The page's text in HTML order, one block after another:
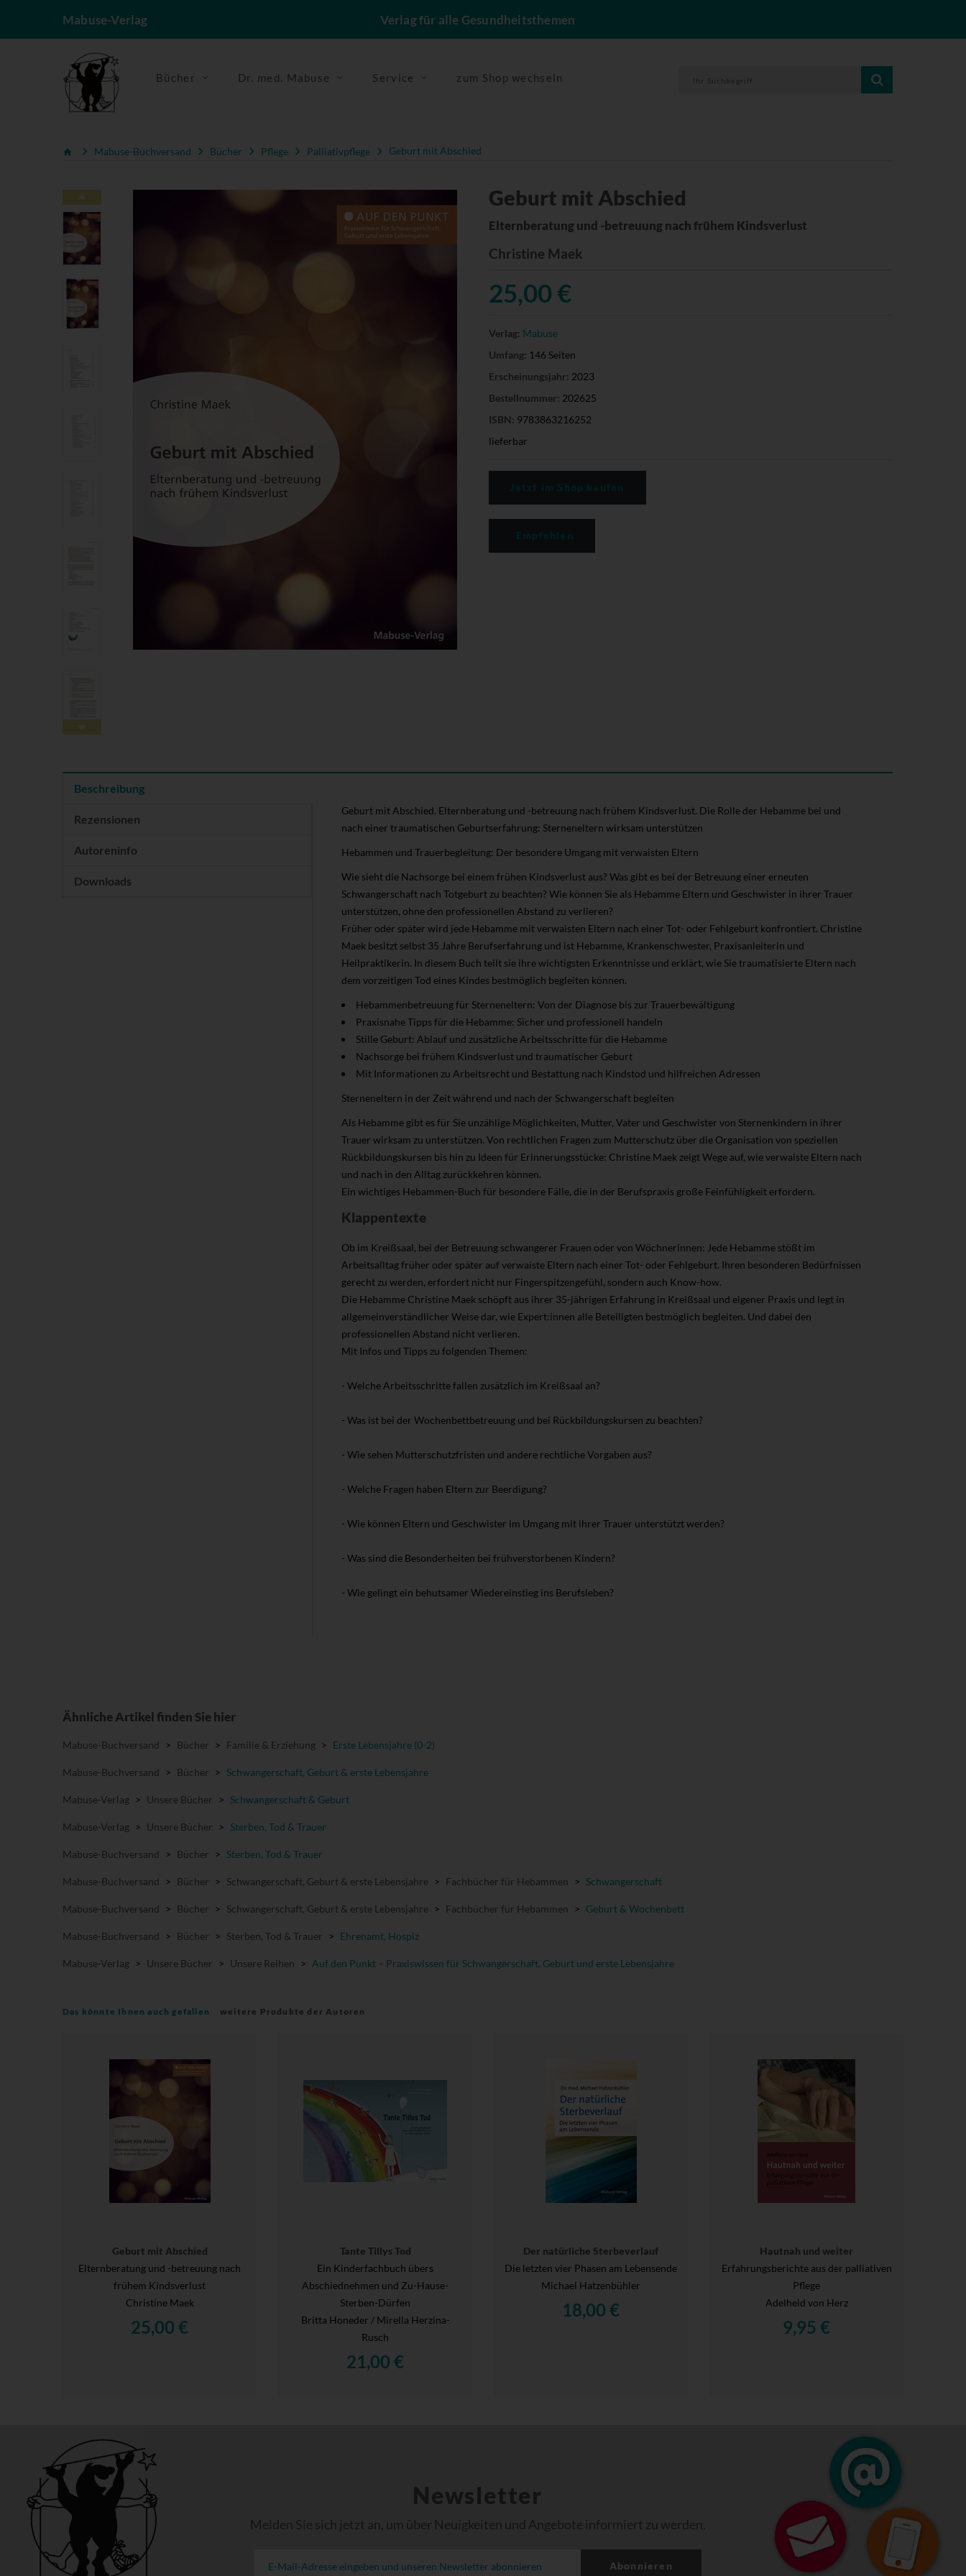
Mabuse-Verlag Verlag für alle Gesundheitsthemen
Bücher Dr. med. Mabuse Service zum Shop wechseln
Mabuse-Buchversand Bücher Pflege Palliativpflege Geburt mit Abschied
Geburt mit Abschied
Elternberatung und -betreuung nach frühem Kindsverlust
Christine Maek
25,00 €
Verlag: Mabuse
Umfang: 146 Seiten
Erscheinungsjahr: 2023
Bestellnummer: 202625
ISBN: 9783863216252
lieferbar
Beschreibung
Rezensionen
Autoreninfo
Downloads
Geburt mit Abschied. Elternberatung und -betreuung nach frühem Kindsverlust. Die Rolle der Hebamme bei und
nach einer traumatischen Geburtserfahrung: Sterneneltern wirksam unterstützen
Hebammen und Trauerbegleitung: Der besondere Umgang mit verwaisten Eltern
Wie sieht die Nachsorge bei einem frühen Kindsverlust aus? Was gibt es bei der Betreuung einer erneuten
Schwangerschaft nach Totgeburt zu beachten? Wie können Sie als Hebamme Eltern und Geschwister in ihrer Trauer
unterstützen, ohne den professionellen Abstand zu verlieren?
Früher oder später wird jede Hebamme mit verwaisten Eltern nach einer Tot- oder Fehlgeburt konfrontiert. Christine
Maek besitzt selbst 35 Jahre Berufserfahrung und ist Hebamme, Krankenschwester, Praxisanleiterin und
Heilpraktikerin. In diesem Buch teilt sie ihre wichtigsten Erkenntnisse und erklärt, wie Sie traumatisierte Eltern nach
dem vorzeitigen Tod eines Kindes bestmöglich begleiten können.
Hebammenbetreuung für Sterneneltern: Von der Diagnose bis zur Trauerbewältigung
Praxisnahe Tipps für die Hebamme: Sicher und professionell handeln
Stille Geburt: Ablauf und zusätzliche Arbeitsschritte für die Hebamme
Nachsorge bei frühem Kindsverlust und traumatischer Geburt
Mit Informationen zu Arbeitsrecht und Bestattung nach Kindstod und hilfreichen Adressen
Sterneneltern in der Zeit während und nach der Schwangerschaft begleiten
Als Hebamme gibt es für Sie unzählige Möglichkeiten, Mutter, Vater und Geschwister von Sternenkindern in ihrer
Trauer wirksam zu unterstützen. Von rechtlichen Fragen zum Mutterschutz über die Organisation von speziellen
Rückbildungskursen bis hin zu Ideen für Erinnerungsstücke: Christine Maek zeigt Wege auf, wie verwaiste Eltern nach
und nach in den Alltag zurückkehren können.
Ein wichtiges Hebammen-Buch für besondere Fälle, die in der Berufspraxis große Feinfühligkeit erfordern.
Klappentexte
Ob im Kreißsaal, bei der Betreuung schwangerer Frauen oder von Wöchnerinnen: Jede Hebamme stößt im
Arbeitsalltag früher oder später auf verwaiste Eltern nach einer Tot- oder Fehlgeburt. Ihren besonderen Bedürfnissen
gerecht zu werden, erfordert nicht nur Fingerspitzengefühl, sondern auch Know-how.
Die Hebamme Christine Maek schöpft aus ihrer 35-jährigen Erfahrung in Kreißsaal und eigener Praxis und legt in
allgemeinverständlicher Weise dar, wie Expert:innen alle Beteiligten bestmöglich begleiten. Und dabei den
professionellen Abstand nicht verlieren.
Mit Infos und Tipps zu folgenden Themen:
- Welche Arbeitsschritte fallen zusätzlich im Kreißsaal an?
- Was ist bei der Wochenbettbetreuung und bei Rückbildungskursen zu beachten?
- Wie sehen Mutterschutzfristen und andere rechtliche Vorgaben aus?
- Welche Fragen haben Eltern zur Beerdigung?
- Wie können Eltern und Geschwister im Umgang mit ihrer Trauer unterstützt werden?
- Was sind die Besonderheiten bei frühverstorbenen Kindern?
- Wie gelingt ein behutsamer Wiedereinstieg ins Berufsleben?
Ähnliche Artikel finden Sie hier
Mabuse-Buchversand > Bücher > Familie & Erziehung > Erste Lebensjahre (0-2)
Mabuse-Buchversand > Bücher > Schwangerschaft, Geburt & erste Lebensjahre
Mabuse-Verlag > Unsere Bücher > Schwangerschaft & Geburt
Mabuse-Verlag > Unsere Bücher > Sterben, Tod & Trauer
Mabuse-Buchversand > Bücher > Sterben, Tod & Trauer
Mabuse-Buchversand > Bücher > Schwangerschaft, Geburt & erste Lebensjahre > Fachbücher für Hebammen > Schwangerschaft
Mabuse-Buchversand > Bücher > Schwangerschaft, Geburt & erste Lebensjahre > Fachbücher für Hebammen > Geburt & Wochenbett
Mabuse-Buchversand > Bücher > Sterben, Tod & Trauer > Ehrenamt, Hospiz
Mabuse-Verlag > Unsere Bücher > Unsere Reihen > Auf den Punkt – Praxiswissen für Schwangerschaft, Geburt und erste Lebensjahre
Das könnte Ihnen auch gefallen weitere Produkte der Autoren
Geburt mit Abschied
Elternberatung und -betreuung nach
frühem Kindsverlust
Christine Maek
25,00 €
Tante Tillys Tod
Ein Kinderfachbuch übers
Abschiednehmen und Zu-Hause-
Sterben-Dürfen
Britta Honeder / Mirella Herzina-
Rusch
21,00 €
Der natürliche Sterbeverlauf
Die letzten vier Phasen am Lebensende
Michael Hatzenbühler
18,00 €
Hautnah und weiter
Erfahrungsberichte aus der palliativen
Pflege
Adelheid von Herz
9,95 €
Newsletter
Melden Sie sich jetzt an, um über Neuigkeiten und Angebote informiert zu werden.
Abonnieren